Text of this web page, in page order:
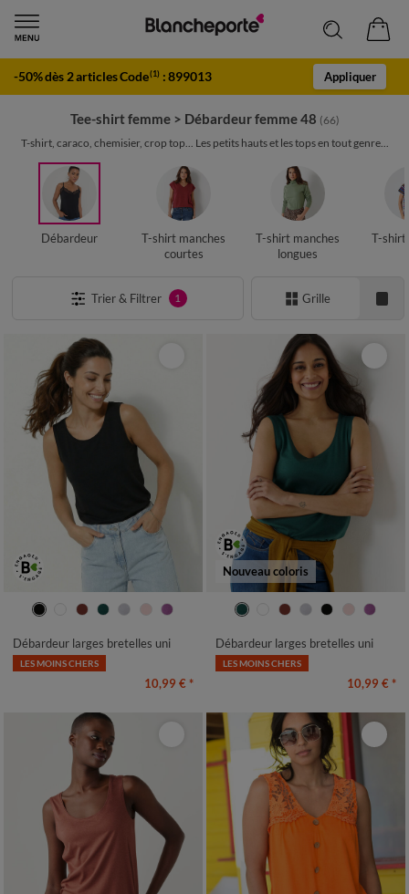
-50% dès 2 articles Code(1) :899013 Appliquer
Tee-shirt femme > Débardeur femme 48 (66)
T-shirt, caraco, chemisier, crop top... Les petits hauts et les tops en tout genre...
Débardeur
T-shirt manches
courtes
T-shirt manches
longues
T-shirt
Trier & Filtrer 1 Grille
34/36 38/40 42/44
46/48
Débardeur larges bretelles uni
LES MOINS CHERS
10,99 € *
Nouveau coloris
34/36 38/40 42/44
46/48
Débardeur larges bretelles uni
LES MOINS CHERS
10,99 € *